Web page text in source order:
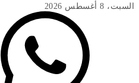
السبت، 8 أغسطس 2026